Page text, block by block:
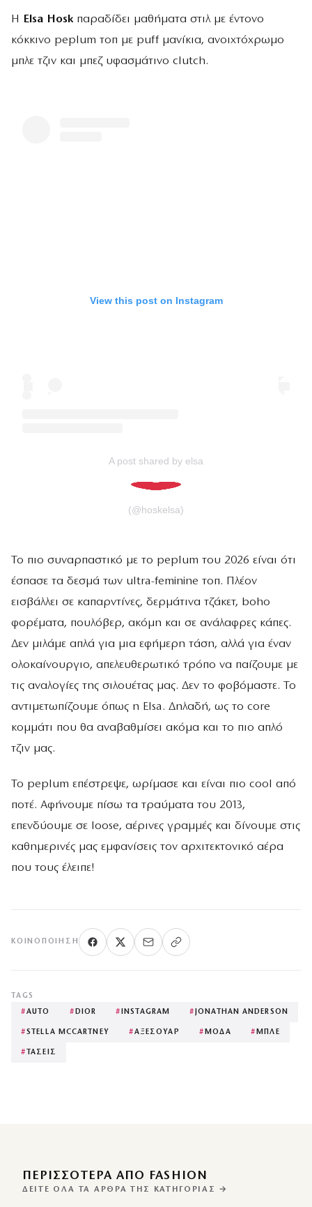
Η Elsa Hosk παραδίδει μαθήματα στιλ με έντονο
κόκκινο peplum τοπ με puff μανίκια, ανοιχτόχρωμο
μπλε τζιν και μπεζ υφασμάτινο clutch.
View this post on Instagram
A post shared by elsa
(@hoskelsa)
Το πιο συναρπαστικό με το peplum του 2026 είναι ότι
έσπασε τα δεσμά των ultra-feminine τοπ. Πλέον
εισβάλλει σε καπαρντίνες, δερμάτινα τζάκετ, boho
φορέματα, πουλόβερ, ακόμη και σε ανάλαφρες κάπες.
Δεν μιλάμε απλά για μια εφήμερη τάση, αλλά για έναν
ολοκαίνουργιο, απελευθερωτικό τρόπο να παίζουμε με
τις αναλογίες της σιλουέτας μας. Δεν το φοβόμαστε. Το
αντιμετωπίζουμε όπως η Elsa. Δηλαδή, ως το core
κομμάτι που θα αναβαθμίσει ακόμα και το πιο απλό
τζιν μας.
Το peplum επέστρεψε, ωρίμασε και είναι πιο cool από
ποτέ. Αφήνουμε πίσω τα τραύματα του 2013,
επενδύουμε σε loose, αέρινες γραμμές και δίνουμε στις
καθημερινές μας εμφανίσεις τον αρχιτεκτονικό αέρα
που τους έλειπε!
ΚΟΙΝΟΠΟΊΗΣΗ
TAGS
#AUTO # DIOR # INSTAGRAM # JONATHAN ANDERSON
#STELLA MCCARTNEY #ΑΞΕΣΟΥΑΡ # ΜΟΔΑ # ΜΠΛΕ
# ΤΑΣΕΙΣ
ΠΕΡΙΣΣΌΤΕΡΑ ΑΠΌ FASHION
ΔΕΊΤΕ ΌΛΑ ΤΑ ΆΡΘΡΑ ΤΗΣ ΚΑΤΗΓΟΡΊΑΣ →